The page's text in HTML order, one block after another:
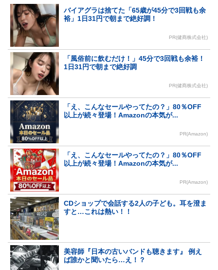
バイアグラは捨てた「65歳が45分で3回戦も余
裕」1日31円で朝まで絶好調！
PR(健商株式会社)
「風俗前に飲むだけ！」45分で3回戦も余裕！
1日31円で朝まで絶好調
PR(健商株式会社)
「え、こんなセールやってたの？」80％OFF
以上が続々登場！Amazonの本気が...
PR(Amazon)
「え、こんなセールやってたの？」80％OFF
以上が続々登場！Amazonの本気が...
PR(Amazon)
CDショップで会話する2人の子ども。耳を澄ま
すと…これは熱い！！
美容師『日本の古いバンドも聴きます』 例え
ば誰かと聞いたら…え！？